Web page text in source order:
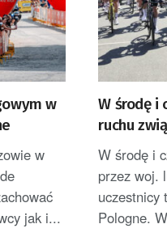
w
w
jak i...
W środę i
ruchu
W środę i
przez woj.
uczestnicy
Pologne.